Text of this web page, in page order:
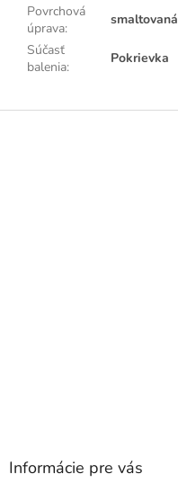
Povrchová
úprava:
smaltovaná
Súčasť
balenia:
Pokrievka
Z
Informácie pre vás